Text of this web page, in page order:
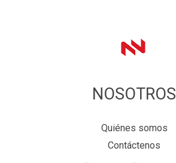
NOSOTROS
Quiénes somos
Contáctenos